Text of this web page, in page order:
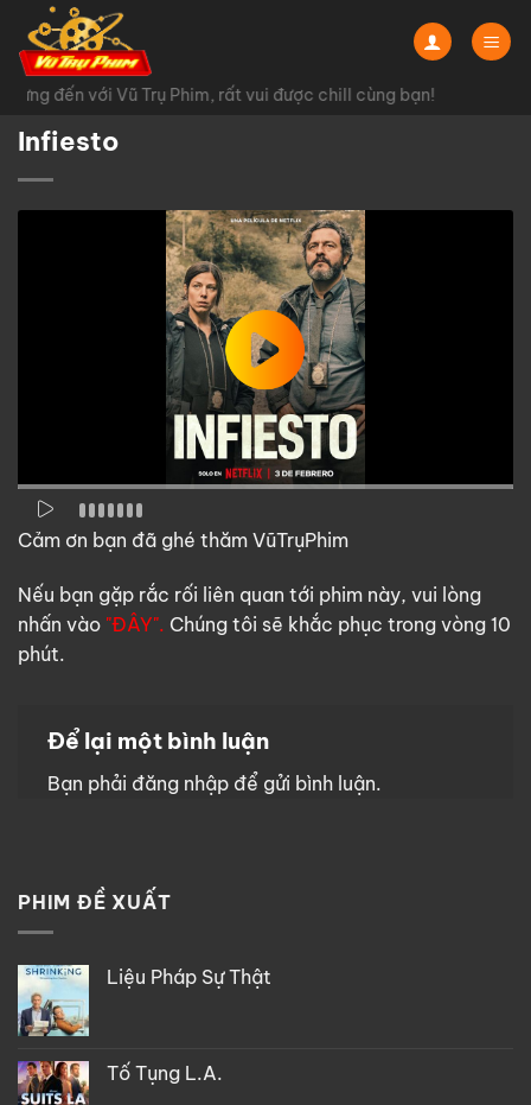
Chuyển
đến
nội
dungđến với Vũ Trụ Phim, rất vui được chill cùng bạn!
Infiesto
Cảm ơn bạn đã ghé thăm VũTrụPhim
Nếu bạn gặp rắc rối liên quan tới phim này, vui lòng
nhấn vào "ĐÂY". Chúng tôi sẽ khắc phục trong vòng 10
phút.
Để lại một bình luận
Bạn phải đăng nhập để gửi bình luận.
PHIM ĐỀ XUẤT
Liệu Pháp Sự Thật
Tố Tụng L.A.